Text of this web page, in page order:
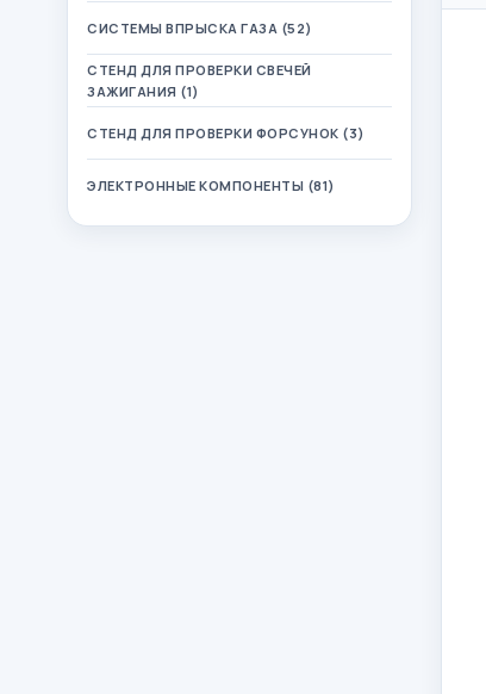
СИСТЕМЫ ВПРЫСКА ГАЗА (52)
СТЕНД ДЛЯ ПРОВЕРКИ СВЕЧЕЙ
ЗАЖИГАНИЯ (1)
СТЕНД ДЛЯ ПРОВЕРКИ ФОРСУНОК (3)
ЭЛЕКТРОННЫЕ КОМПОНЕНТЫ (81)